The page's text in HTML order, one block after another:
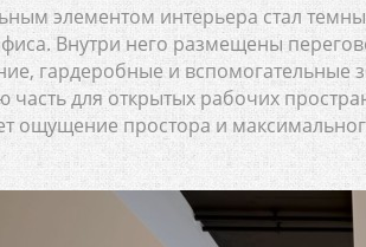
элементом интерьера стал
Внутри него размещены
гардеробные и вспомогательные
часть для открытых рабочих
ощущение простора и